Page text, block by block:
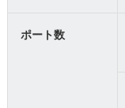
ポート数